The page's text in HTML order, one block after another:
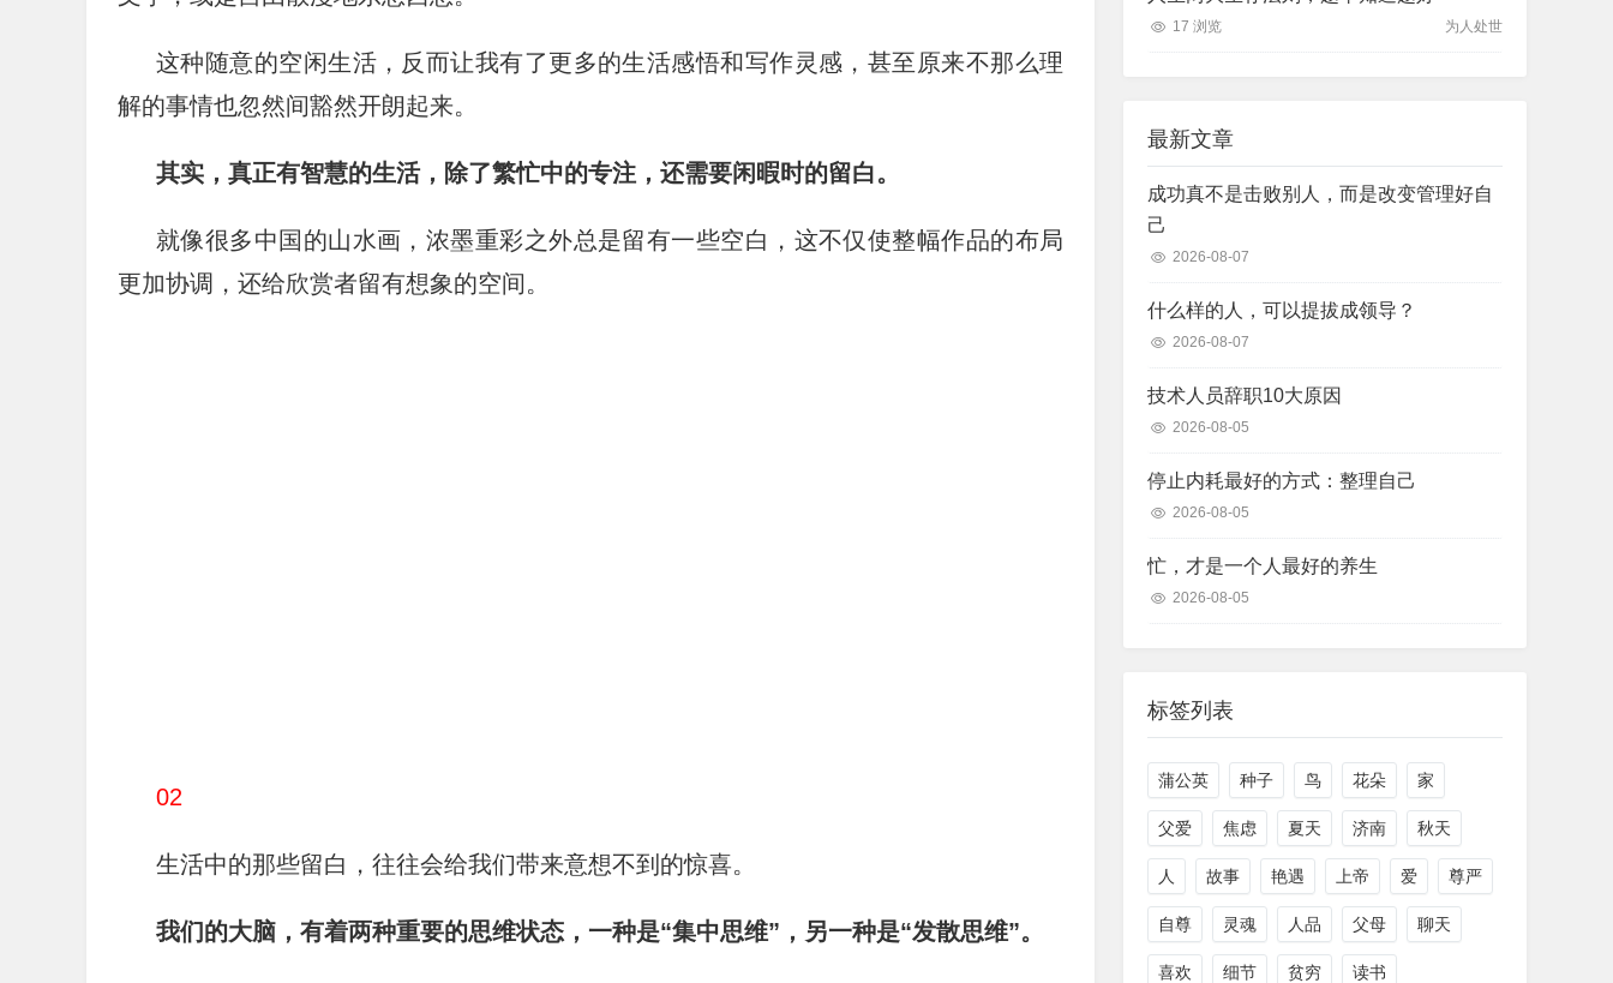
这种随意的空闲生活，反而让我有了更多的生活感悟和写作灵感，甚至原来不那么理
解的事情也忽然间豁然开朗起来。
其实，真正有智慧的生活，除了繁忙中的专注，还需要闲暇时的留白。
就像很多中国的山水画，浓墨重彩之外总是留有一些空白，这不仅使整幅作品的布局
更加协调，还给欣赏者留有想象的空间。
02
生活中的那些留白，往往会给我们带来意想不到的惊喜。
我们的大脑，有着两种重要的思维状态，一种是“集中思维”，另一种是“发散思维”。
17 浏览 为人处世
最新文章
成功真不是击败别人，而是改变管理好自
己
2026-08-07
什么样的人，可以提拔成领导？
2026-08-07
技术人员辞职10大原因
2026-08-05
停止内耗最好的方式：整理自己
2026-08-05
忙，才是一个人最好的养生
2026-08-05
标签列表
蒲公英 种子 鸟 花朵 家
父爱 焦虑 夏天 济南 秋天
人 故事 艳遇 上帝 爱 尊严
自尊 灵魂 人品 父母 聊天
喜欢 细节 贫穷 读书